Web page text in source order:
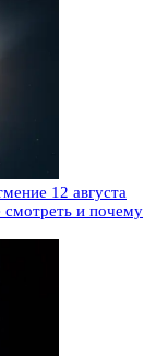
12 августа
и почему